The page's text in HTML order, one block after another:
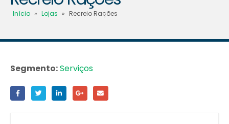
Início » Lojas » Recreio Rações
Segmento:Serviços